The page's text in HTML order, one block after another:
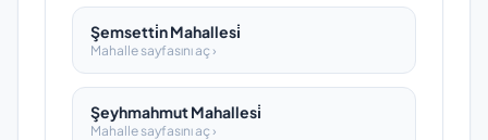
Şemsetti̇n Mahallesi̇
Mahalle sayfasını aç ›
Şeyhmahmut Mahallesi̇
Mahalle sayfasını aç ›